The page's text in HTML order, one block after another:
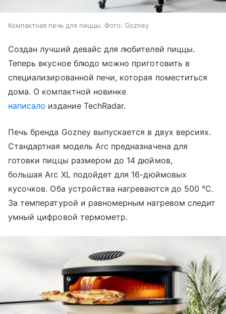
Компактная печь для пиццы. Фото: Gozney
Создан лучший девайс для любителей пиццы.
Теперь вкусное блюдо можно приготовить в
специализированной печи, которая поместиться
дома. О компактной новинке
написало издание TechRadar.
Печь бренда Gozney выпускается в двух версиях.
Стандартная модель Arc предназначена для
готовки пиццы размером до 14 дюймов,
большая Arc XL подойдет для 16-дюймовых
кусочков. Оба устройства нагреваются до 500 °C.
За температурой и равномерным нагревом следит
умный цифровой термометр.